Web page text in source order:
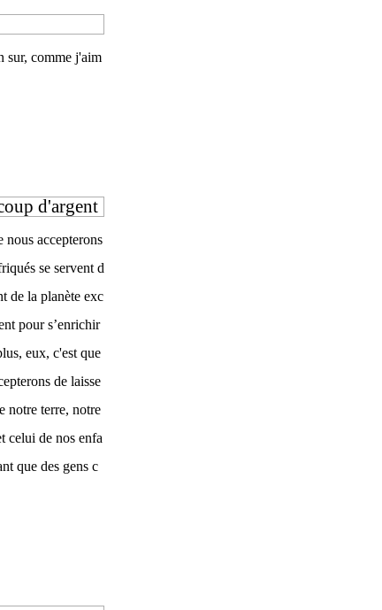
sur, comme j'aim
d'argent
nous accepterons
se servent d
de la planète exc
pour s’enrichir
eux, c'est que
de laisse
notre terre, notre
celui de nos enfa
que des gens c